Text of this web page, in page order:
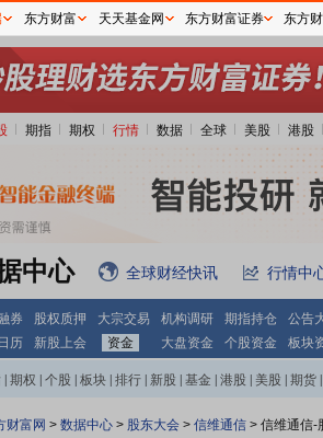
期指 期权 行情 数据 全球 美股 港股
中心 全球财经快讯 行情中
券 股权质押 大宗交易 机构调研 期指持仓 公告
历 新股上会 资金 大盘资金 个股资金 板块
期权 个股 板块 排行 新股 基金 港股 美股 期货
财富网 > 数据中心 > 股东大会 > 信维通信 > 信维通信-
东方财富 天天基金网 东方财富证券 东方